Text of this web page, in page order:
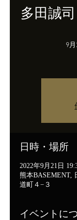
多田誠
9
日時・場所
2022年9月21日
熊本BASEMENT,
道町４−３
イベントに